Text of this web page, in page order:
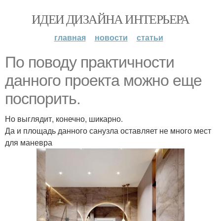
ИДЕИ ДИЗАЙНА ИНТЕРЬЕРА
главная новости статьи
По поводу практичности
данного проекта можно еще
поспорить.
Но выглядит, конечно, шикарно.
Да и площадь данного санузла оставляет не много мест
для маневра